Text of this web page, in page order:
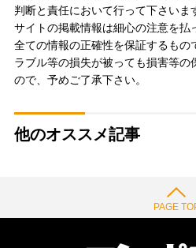
判断と責任において行って下さいま
サイトの掲載情報は細心の注意を払
全ての情報の正確性を保証するもの
ラブル等の損失が被っても損害等の
ので、予めご了承下さい。
他のオススメ記事
PAGE